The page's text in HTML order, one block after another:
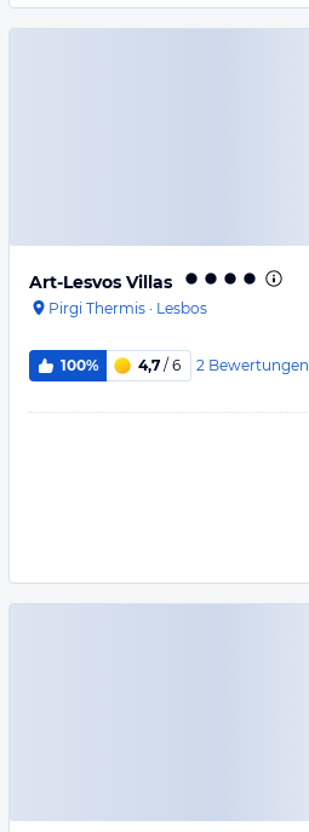
Art-Lesvos Villas
Pirgi Thermis · Lesbos
100% 4,7 / 6 2 Bewertungen